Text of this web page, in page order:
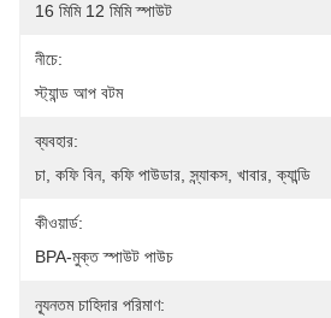
16 মিমি 12 মিমি স্পাউট
নীচে:
স্ট্যান্ড আপ বটম
ব্যবহার:
চা, কফি বিন, কফি পাউডার, স্ন্যাকস, খাবার, ক্যান্ডি
কীওয়ার্ড:
BPA-মুক্ত স্পাউট পাউচ
ন্যূনতম চাহিদার পরিমাণ: